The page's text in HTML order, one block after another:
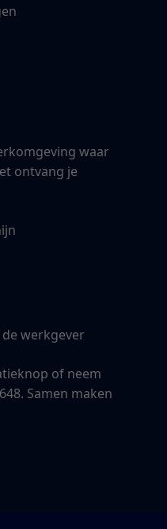
waar
ontvang je
werkgever
of neem
Samen maken